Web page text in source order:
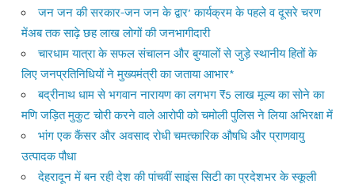
जन जन की सरकार-जन जन के द्वार’ कार्यक्रम के पहले व दूसरे चरण
मेंअब तक साढ़े छह लाख लोगों की जनभागीदारी
चारधाम यात्रा के सफल संचालन और बुग्यालों से जुड़े स्थानीय हितों के
लिए जनप्रतिनिधियों ने मुख्यमंत्री का जताया आभार*
बद्रीनाथ धाम से भगवान नारायण का लगभग ₹5 लाख मूल्य का सोने का
मणि जड़ित मुकुट चोरी करने वाले आरोपी को चमोली पुलिस ने लिया अभिरक्षा में
भांग एक कैंसर और अवसाद रोधी चमत्कारिक औषधि और प्राणवायु
उत्पादक पौधा
देहरादून में बन रही देश की पांचवीं साइंस सिटी का प्रदेशभर के स्कूली